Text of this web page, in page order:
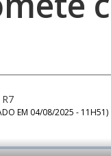
EM 04/08/2025 - 11H51)